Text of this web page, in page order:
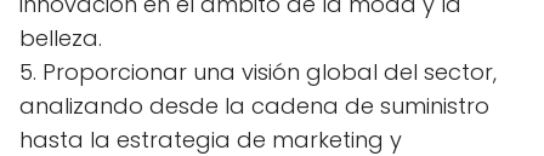
belleza.
5. Proporcionar una visión global del sector,
analizando desde la cadena de suministro
hasta la estrategia de marketing y